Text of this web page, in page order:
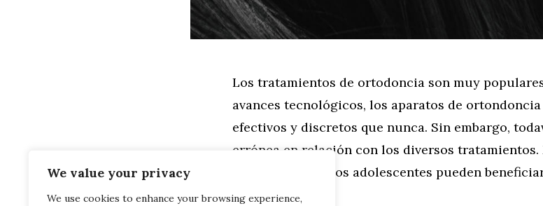
We value your privacy
We use cookies to enhance your browsing experience,
Los tratamientos de ortodoncia son muy
avances tecnológicos, los aparatos de
efectivos y discretos que nunca. Sin embargo,
errónea en relación con los diversos
piensa que sólo los adolescentes pueden